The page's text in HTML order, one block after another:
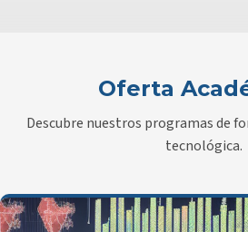
Oferta
Descubre nuestros programas de
tecnológica.